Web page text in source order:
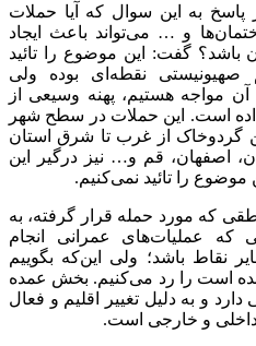
به این سوال که آیا حملات
و … می‌تواند باعث ایجاد
باشد؟ گفت: این موضوع را تائید
صهیونیستی نقطه‌ای بوده ولی
آن مواجه هستیم، پهنه وسیعی از
داده است. این حملات در سطح شهر
گردوخاک از غرب تا شرق استان
اصفهان، قم و… نیز درگیر این
موضوع را تائید نمی‌کنیم.
که مورد حمله قرار گرفته، به
که عملیات‌های عمرانی انجام
نقاط باشد؛ ولی این‌که بگوییم
است را رد می‌کنیم. بخش عمده
و به دلیل تغییر اقلیم و فعال
و خارجی است.